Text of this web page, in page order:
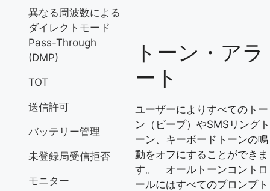
異なる周波数による
ダイレクトモード
Pass-Through
(DMP)
TOT
送信許可
バッテリー管理
未登録局受信拒否
モニター
トーン・アラ
ート
ユーザーによりすべてのトー
ン（ビープ）やSMSリングト
ーン、キーボードトーンの鳴
動をオフにすることができま
す。 オールトーンコントロ
ールにはすべてのプロンプト